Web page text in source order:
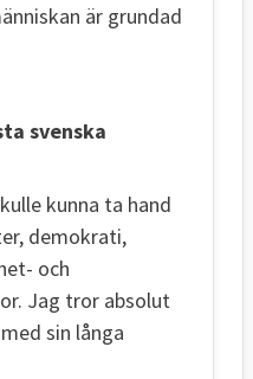
är grundad
svenska
kunna ta hand
demokrati,
och
Jag tror absolut
sin långa